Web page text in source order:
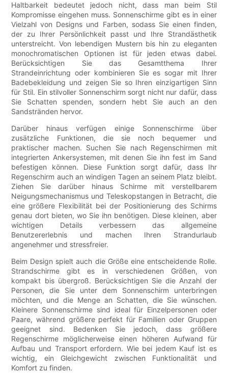
Haltbarkeit bedeutet jedoch nicht, dass man beim Stil
Kompromisse eingehen muss. Sonnenschirme gibt es in einer
Vielzahl von Designs und Farben, sodass Sie einen finden,
der zu Ihrer Persönlichkeit passt und Ihre Strandästhetik
unterstreicht. Von lebendigen Mustern bis hin zu eleganten
monochromatischen Optionen ist für jeden etwas dabei.
Berücksichtigen Sie das Gesamtthema Ihrer
Strandeinrichtung oder kombinieren Sie es sogar mit Ihrer
Badebekleidung und zeigen Sie so Ihren einzigartigen Sinn
für Stil. Ein stilvoller Sonnenschirm sorgt nicht nur dafür, dass
Sie Schatten spenden, sondern hebt Sie auch an den
Sandstränden hervor.
Darüber hinaus verfügen einige Sonnenschirme über
zusätzliche Funktionen, die sie noch bequemer und
praktischer machen. Suchen Sie nach Regenschirmen mit
integrierten Ankersystemen, mit denen Sie ihn fest im Sand
befestigen können. Diese Funktion sorgt dafür, dass Ihr
Regenschirm auch an windigen Tagen an seinem Platz bleibt.
Ziehen Sie darüber hinaus Schirme mit verstellbarem
Neigungsmechanismus und Teleskopstangen in Betracht, die
eine größere Flexibilität bei der Positionierung des Schirms
genau dort bieten, wo Sie ihn benötigen. Diese kleinen, aber
wichtigen Details verbessern das allgemeine
Benutzererlebnis und machen Ihren Strandurlaub
angenehmer und stressfreier.
Beim Design spielt auch die Größe eine entscheidende Rolle.
Strandschirme gibt es in verschiedenen Größen, von
kompakt bis übergroß. Berücksichtigen Sie die Anzahl der
Personen, die Sie unter dem Sonnenschirm unterbringen
möchten, und die Menge an Schatten, die Sie wünschen.
Kleinere Sonnenschirme sind ideal für Einzelpersonen oder
Paare, während größere perfekt für Familien oder Gruppen
geeignet sind. Bedenken Sie jedoch, dass größere
Regenschirme möglicherweise einen höheren Aufwand für
Aufbau und Transport erfordern. Wie bei jedem Kauf ist es
wichtig, ein Gleichgewicht zwischen Funktionalität und
Komfort zu finden.